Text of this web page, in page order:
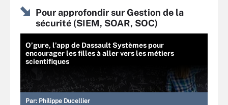
Pour approfondir sur Gestion de la
sécurité (SIEM, SOAR, SOC)
O’gure, l’app de Dassault Systèmes pour
encourager les filles à aller vers les métiers
scientifiques
Par: Philippe Ducellier